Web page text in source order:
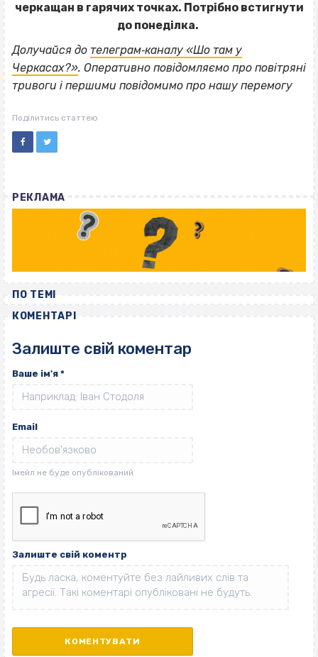
черкащан в гарячих точках. Потрібно встигнути
до понеділка.
Долучайся до телеграм‐каналу «Шо там у
Черкасах?». Оперативно повідомляємо про повітряні
тривоги і першими повідомимо про нашу перемогу
Поділитись статтею
РЕКЛАМА
ПО ТЕМІ
КОМЕНТАРІ
Залиште свій коментар
Ваше ім'я *
Email
Залиште свій коментр